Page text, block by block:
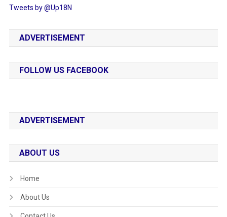
Tweets by @Up18N
ADVERTISEMENT
FOLLOW US FACEBOOK
ADVERTISEMENT
ABOUT US
Home
About Us